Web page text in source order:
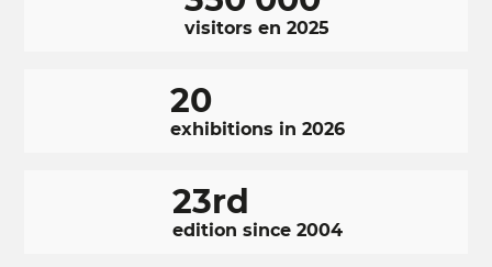
visitors en 2025
20
exhibitions in 2026
23rd
edition since 2004